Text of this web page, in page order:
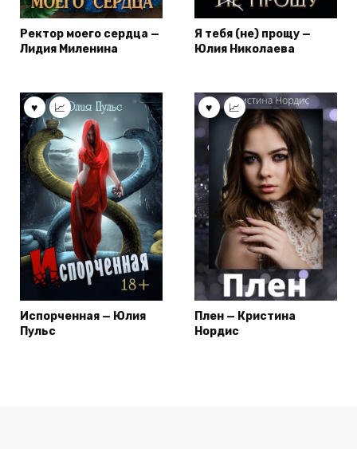
Ректор моего сердца —
Лидия Миленина
Я тебя (не) прощу —
Юлия Николаева
Испорченная — Юлия
Пульс
Плен — Кристина
Нордис